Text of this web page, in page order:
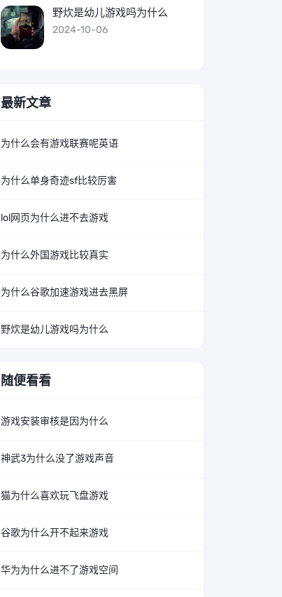
野炊是幼儿游戏吗为什么
2024-10-06
最新文章
为什么会有游戏联赛呢英语
为什么单身奇迹sf比较厉害
lol网页为什么进不去游戏
为什么外国游戏比较真实
为什么谷歌加速游戏进去黑屏
野炊是幼儿游戏吗为什么
随便看看
游戏安装审核是因为什么
神武3为什么没了游戏声音
猫为什么喜欢玩飞盘游戏
谷歌为什么开不起来游戏
华为为什么进不了游戏空间